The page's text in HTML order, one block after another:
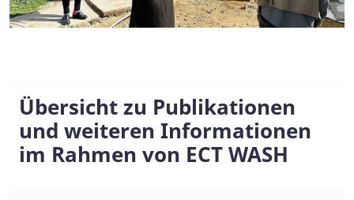
Übersicht zu Publikationen
und weiteren Informationen
im Rahmen von ECT WASH